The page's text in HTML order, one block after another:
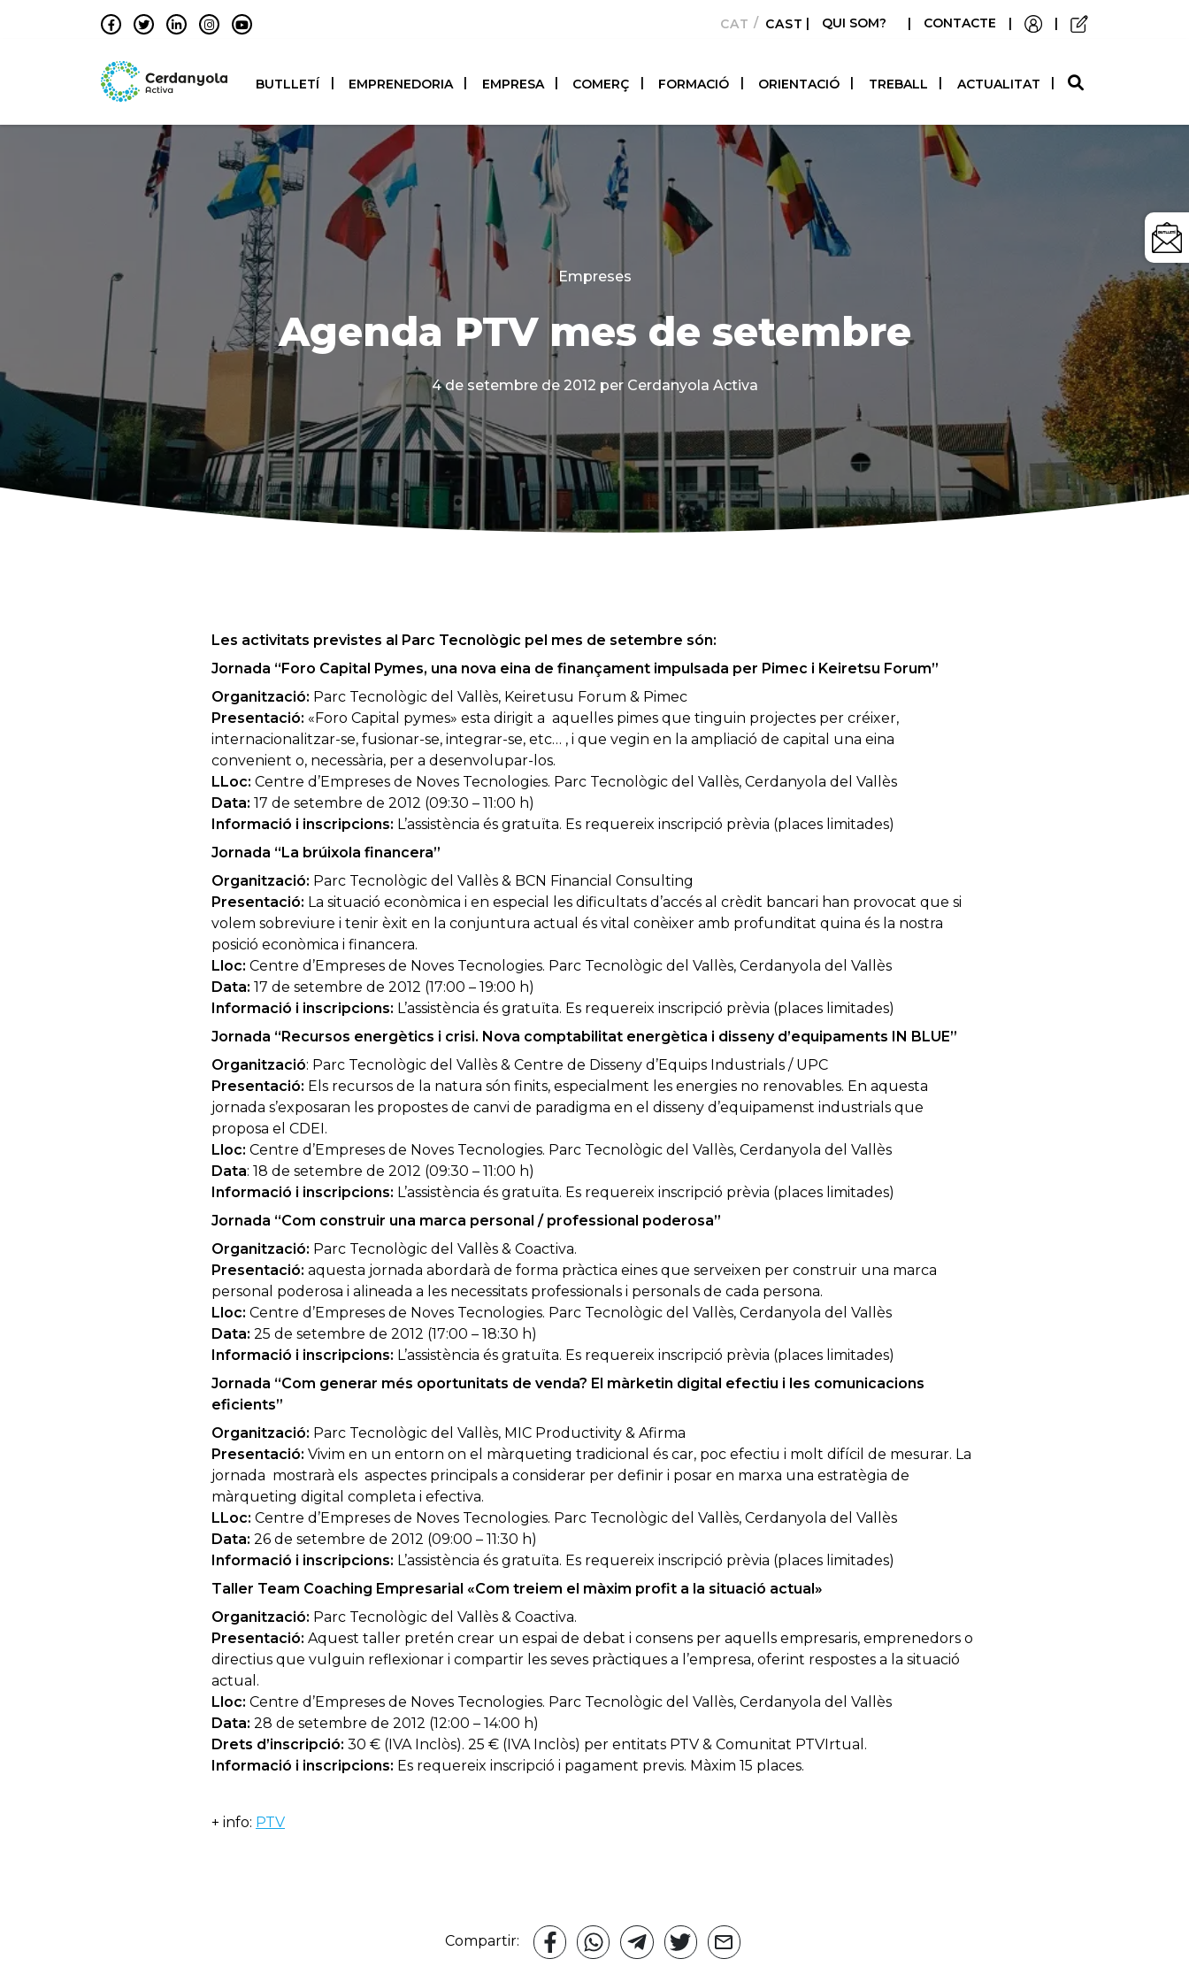
CATALÀCASTELLANO
| QUI SOM? | CONTACTE | |
BUTLLETÍ EMPRENEDORIA EMPRESA COMERÇ FORMACIÓ ORIENTACIÓ TREBALL ACTUALITAT
Categories
Empreses
Agenda PTV mes de setembre
4 de setembre de 2012 per Cerdanyola Activa
Les activitats previstes al Parc Tecnològic pel mes de setembre són:
Jornada “Foro Capital Pymes, una nova eina de finançament impulsada per Pimec i Keiretsu Forum”
Organització: Parc Tecnològic del Vallès, Keiretusu Forum & Pimec
Presentació: «Foro Capital pymes» esta dirigit a aquelles pimes que tinguin projectes per créixer,
internacionalitzar-se, fusionar-se, integrar-se, etc… , i que vegin en la ampliació de capital una eina
convenient o, necessària, per a desenvolupar-los.
LLoc: Centre d’Empreses de Noves Tecnologies. Parc Tecnològic del Vallès, Cerdanyola del Vallès
Data: 17 de setembre de 2012 (09:30 – 11:00 h)
Informació i inscripcions: L’assistència és gratuïta. Es requereix inscripció prèvia (places limitades)
Jornada “La brúixola financera”
Organització: Parc Tecnològic del Vallès & BCN Financial Consulting
Presentació: La situació econòmica i en especial les dificultats d’accés al crèdit bancari han provocat que si
volem sobreviure i tenir èxit en la conjuntura actual és vital conèixer amb profunditat quina és la nostra
posició econòmica i financera.
Lloc: Centre d’Empreses de Noves Tecnologies. Parc Tecnològic del Vallès, Cerdanyola del Vallès
Data: 17 de setembre de 2012 (17:00 – 19:00 h)
Informació i inscripcions: L’assistència és gratuïta. Es requereix inscripció prèvia (places limitades)
Jornada “Recursos energètics i crisi. Nova comptabilitat energètica i disseny d’equipaments IN BLUE”
Organització: Parc Tecnològic del Vallès & Centre de Disseny d’Equips Industrials / UPC
Presentació: Els recursos de la natura són finits, especialment les energies no renovables. En aquesta
jornada s’exposaran les propostes de canvi de paradigma en el disseny d’equipamenst industrials que
proposa el CDEI.
Lloc: Centre d’Empreses de Noves Tecnologies. Parc Tecnològic del Vallès, Cerdanyola del Vallès
Data: 18 de setembre de 2012 (09:30 – 11:00 h)
Informació i inscripcions: L’assistència és gratuïta. Es requereix inscripció prèvia (places limitades)
Jornada “Com construir una marca personal / professional poderosa”
Organització: Parc Tecnològic del Vallès & Coactiva.
Presentació: aquesta jornada abordarà de forma pràctica eines que serveixen per construir una marca
personal poderosa i alineada a les necessitats professionals i personals de cada persona.
Lloc: Centre d’Empreses de Noves Tecnologies. Parc Tecnològic del Vallès, Cerdanyola del Vallès
Data: 25 de setembre de 2012 (17:00 – 18:30 h)
Informació i inscripcions: L’assistència és gratuïta. Es requereix inscripció prèvia (places limitades)
Jornada “Com generar més oportunitats de venda? El màrketin digital efectiu i les comunicacions
eficients”
Organització: Parc Tecnològic del Vallès, MIC Productivity & Afirma
Presentació: Vivim en un entorn on el màrqueting tradicional és car, poc efectiu i molt difícil de mesurar. La
jornada mostrarà els aspectes principals a considerar per definir i posar en marxa una estratègia de
màrqueting digital completa i efectiva.
LLoc: Centre d’Empreses de Noves Tecnologies. Parc Tecnològic del Vallès, Cerdanyola del Vallès
Data: 26 de setembre de 2012 (09:00 – 11:30 h)
Informació i inscripcions: L’assistència és gratuïta. Es requereix inscripció prèvia (places limitades)
Taller Team Coaching Empresarial «Com treiem el màxim profit a la situació actual»
Organització: Parc Tecnològic del Vallès & Coactiva.
Presentació: Aquest taller pretén crear un espai de debat i consens per aquells empresaris, emprenedors o
directius que vulguin reflexionar i compartir les seves pràctiques a l’empresa, oferint respostes a la situació
actual.
Lloc: Centre d’Empreses de Noves Tecnologies. Parc Tecnològic del Vallès, Cerdanyola del Vallès
Data: 28 de setembre de 2012 (12:00 – 14:00 h)
Drets d’inscripció: 30 € (IVA Inclòs). 25 € (IVA Inclòs) per entitats PTV & Comunitat PTVIrtual.
Informació i inscripcions: Es requereix inscripció i pagament previs. Màxim 15 places.
+ info: PTV
Compartir: